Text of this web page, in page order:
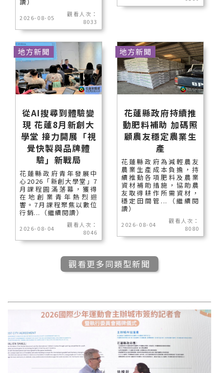
2026-08-05
觀看人次：
8033
從AI搜尋到體驗變
現 花蓮8月新創大
學堂 接力開展「視
覺快製與品牌體
驗」新戰局
花蓮縣政府青年發展中
心2026「新創大學堂」7
月課程圓滿落幕，獲得
在地創業青年熱烈迴
響。7月課程聚焦以數位
行銷...（繼續閱讀）
2026-08-04
觀看人次：
8046
地方新聞
花蓮縣政府持續推
動肥料補助 加碼照
顧農友穩定農業生
產
花蓮縣政府為減輕農友
農業生產成本負擔，持
續推動各項肥料及農業
資材補助措施，協助農
友取得耕作所需資材，
穩定田間管...（繼續閱
讀）
2026-08-04
觀看人次：
8080
地方新聞
觀看更多同類型新聞